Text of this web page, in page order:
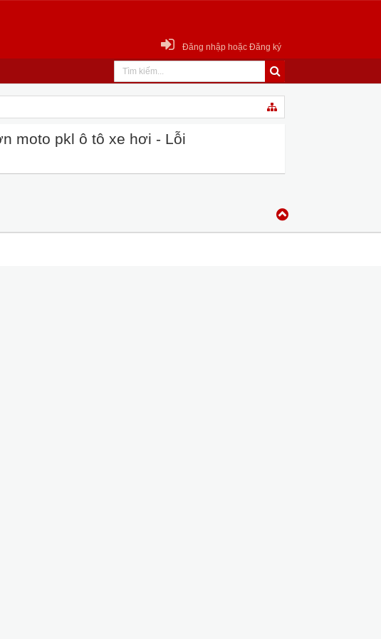
Đăng nhập hoặc Đăng ký
moto pkl ô tô xe hơi - Lỗi